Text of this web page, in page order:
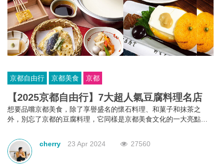
京都自由行 京都美食 京都
【2025京都自由行】7大超人氣豆腐料理名店
想要品嚐京都美食，除了享譽盛名的懷石料理、和菓子和抹茶之
外，別忘了京都的豆腐料理，它同樣是京都美食文化的一大亮點。
豆腐料理名店，絕對是您在京都旅行中不可錯過的美食體驗！
cherry 23 Apr 2024 27560